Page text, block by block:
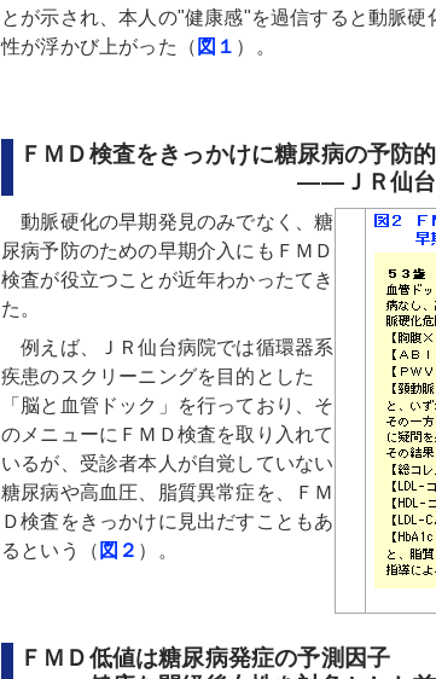
とが示され、本人の"健康感"を過信すると動脈
性が浮かび上がった（ 図１ ）。
ＦＭＤ検査をきっかけに糖尿病の予防
――ＪＲ仙台病
動脈硬化の早期発見のみでなく、糖
尿病予防のための早期介入にもＦＭＤ
検査が役立つことが近年わかったてき
た。
例えば、ＪＲ仙台病院では循環器系
疾患のスクリーニングを目的とした
「脳と血管ドック」を行っており、そ
のメニューにＦＭＤ検査を取り入れて
いるが、受診者本人が自覚していない
糖尿病や高血圧、脂質異常症を、ＦＭ
Ｄ検査をきっかけに見出だすこともあ
るという（ 図２ ）。
ＦＭＤ低値は糖尿病発症の予測因子